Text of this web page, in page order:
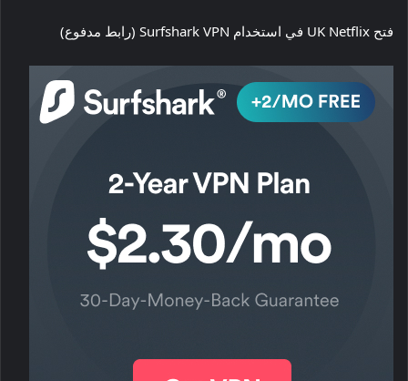
فتح UK Netflix في استخدام Surfshark VPN (رابط مدفوع)